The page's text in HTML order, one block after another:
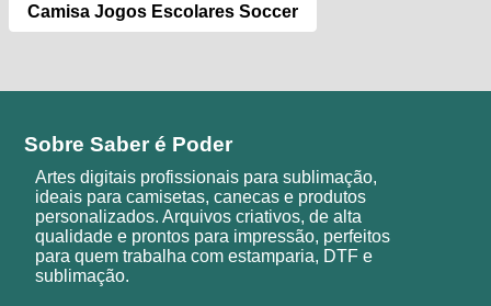
Camisa Jogos Escolares Soccer
Sobre Saber é Poder
Artes digitais profissionais para sublimação,
ideais para camisetas, canecas e produtos
personalizados. Arquivos criativos, de alta
qualidade e prontos para impressão, perfeitos
para quem trabalha com estamparia, DTF e
sublimação.